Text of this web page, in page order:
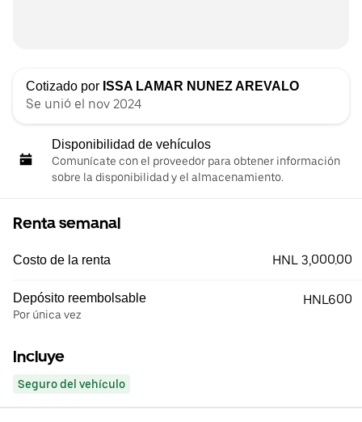
Cotizado por ISSA LAMAR NUNEZ AREVALO
Se unió el nov 2024
Disponibilidad de vehículos
Comunícate con el proveedor para obtener información
sobre la disponibilidad y el almacenamiento.
Renta semanal
Costo de la renta HNL 3,000.00
Depósito reembolsable
Por única vez
HNL600
Incluye
Seguro del vehículo